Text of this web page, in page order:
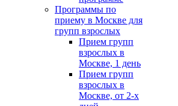
Программы по
приему в Москве для
групп взрослых
Прием групп
взрослых в
Москве, 1 день
Прием групп
взрослых в
Москве, от 2-х